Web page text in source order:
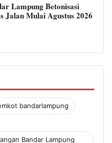
Lampung Betonisasi
Jalan Mulai Agustus 2026
bandarlampung
Bandar Lampung